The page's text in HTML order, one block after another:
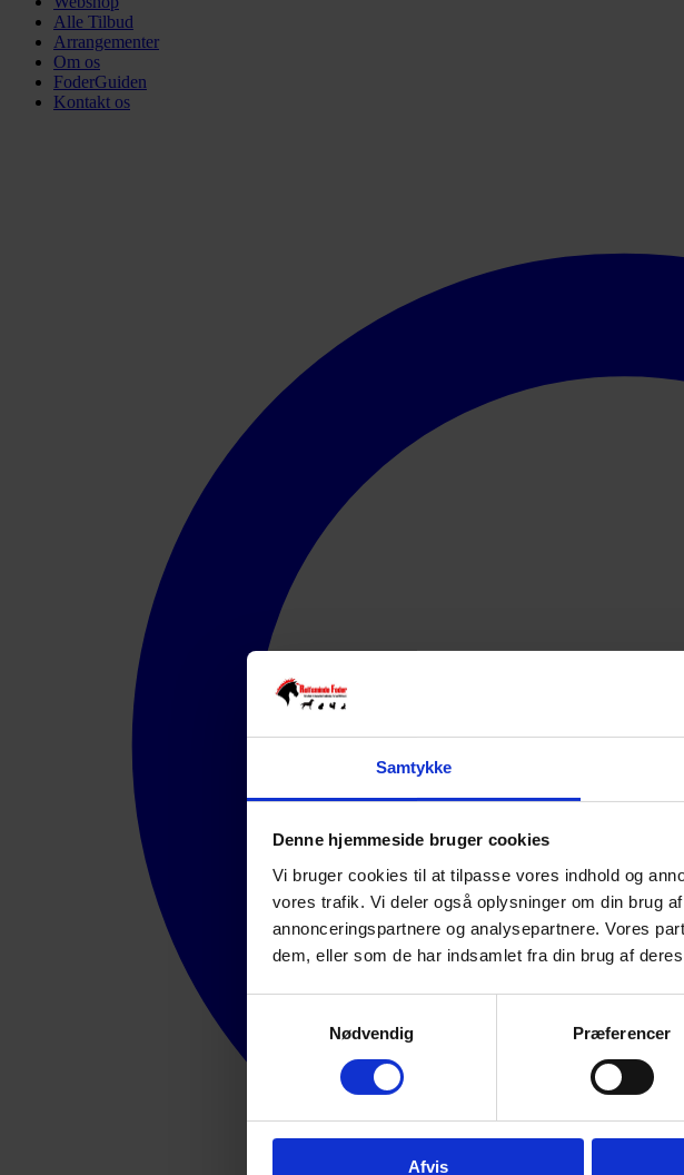
Samtykke
Denne hjemmeside bruger cookies
Vi bruger cookies til at tilpasse vores indhold og
vores trafik. Vi deler også oplysninger om din brug
annonceringspartnere og analysepartnere. Vores
dem, eller som de har indsamlet fra din brug af
Nødvendig
Præferencer
Afvis
Alle Tilbud
Arrangementer
Om os
FoderGuiden
Kontakt os